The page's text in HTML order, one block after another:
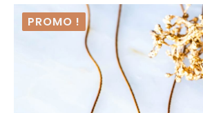
PROMO !